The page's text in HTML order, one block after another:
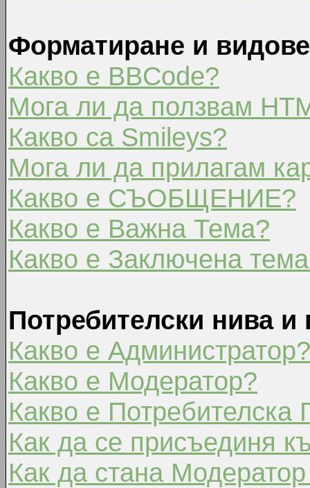
Форматиране и
Какво е BBCode?
Мога ли да ползвам
Какво са Smileys?
Мога ли да прилагам
Какво е СЪОБЩЕНИЕ?
Какво е Важна Тема?
Какво е Заключена
Потребителски нива и
Какво е Администратор?
Какво е Модератор?
Какво е Потребителска
Как да се присъединя
Как да стана